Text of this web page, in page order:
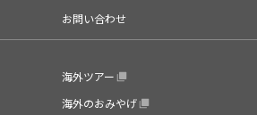
お問い合わせ
海外ツアー
海外のおみやげ